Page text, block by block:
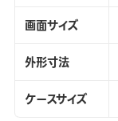
画面サイズ
外形寸法
ケースサイズ